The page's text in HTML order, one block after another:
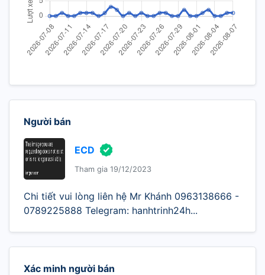
Người bán
ECD
Tham gia 19/12/2023
Chi tiết vui lòng liên hệ Mr Khánh 0963138666 -
0789225888 Telegram: hanhtrinh24h...
Xác minh người bán